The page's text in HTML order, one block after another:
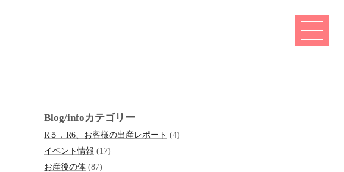
Blog/infoカテゴリー
R５．R6、お客様の出産レポート (4)
イベント情報 (17)
お産後の体 (87)